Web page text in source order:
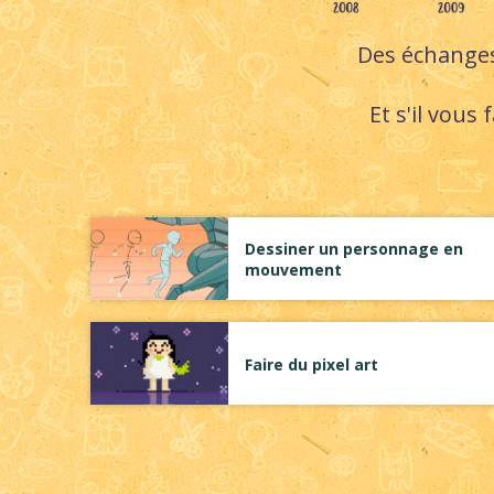
Des
Et s'il vous
Dessiner un personnage en
mouvement
Faire du pixel art